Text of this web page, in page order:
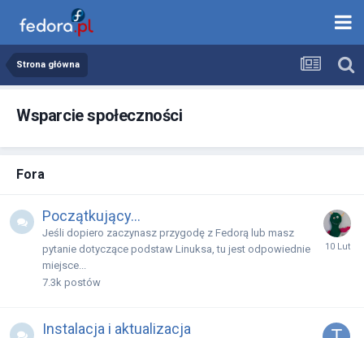
Strona główna
Wsparcie społeczności
Fora
Początkujący...
Jeśli dopiero zaczynasz przygodę z Fedorą lub masz
pytanie dotyczące podstaw Linuksa, tu jest odpowiednie
miejsce...
7.3k postów
Instalacja i aktualizacja